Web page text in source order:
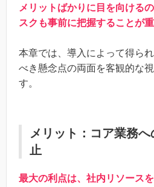
メリットばかりに目を向ける
スクも事前に把握することが重
本章では、導入によって得ら
べき懸念点の両面を客観的な
す。
メリット：コア業務
止
最大の利点は、社内リソース